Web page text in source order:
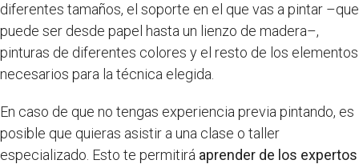
diferentes tamaños, el soporte en el que vas a pintar –que
puede ser desde papel hasta un lienzo de madera–,
pinturas de diferentes colores y el resto de los elementos
necesarios para la técnica elegida.
En caso de que no tengas experiencia previa pintando, es
posible que quieras asistir a una clase o taller
especializado. Esto te permitirá aprender de los expertos